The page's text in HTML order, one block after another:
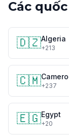
Các
🇩🇿Algeria
+213
🇨🇲+237
🇪🇬Egypt
+20